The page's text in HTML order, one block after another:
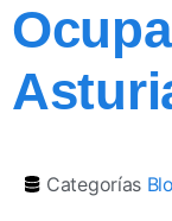
Categorías